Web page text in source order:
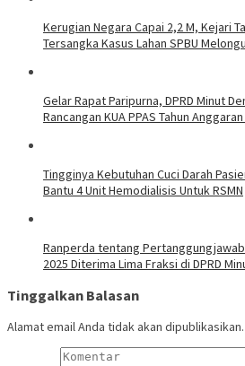
Kerugian Negara Capai 2,2 M, Kejari
Tersangka Kasus Lahan SPBU
Gelar Rapat Paripurna, DPRD Minut
Rancangan KUA PPAS Tahun
Tingginya Kebutuhan Cuci Darah
Bantu 4 Unit Hemodialisis Untuk RSMN
Ranperda tentang
2025 Diterima Lima Fraksi di DPRD
Tinggalkan Balasan
Alamat email Anda tidak akan dipublikasikan.